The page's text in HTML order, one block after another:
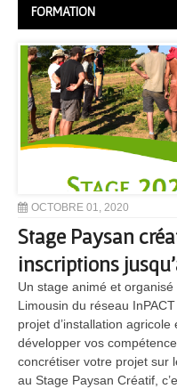
FORMATION
OCTOBRE 01, 2020
Stage Paysan
inscriptions
Un stage animé et organisé
Limousin du réseau
projet d’installation
développer vos
concrétiser votre projet sur
au Stage Paysan Créatif,